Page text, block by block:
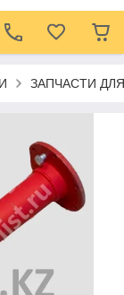
ЗАПЧАСТИ